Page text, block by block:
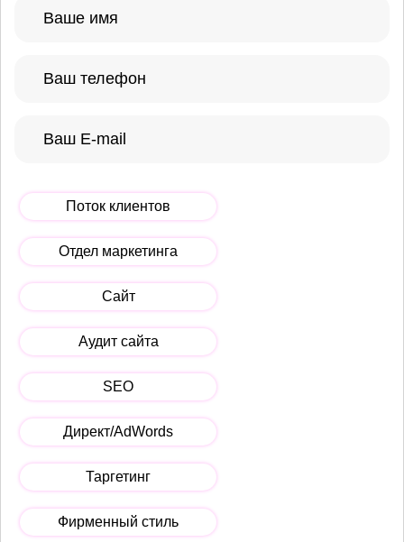
Поток клиентов
Отдел маркетинга
Сайт
Аудит сайта
SEO
Директ/AdWords
Таргетинг
Фирменный стиль